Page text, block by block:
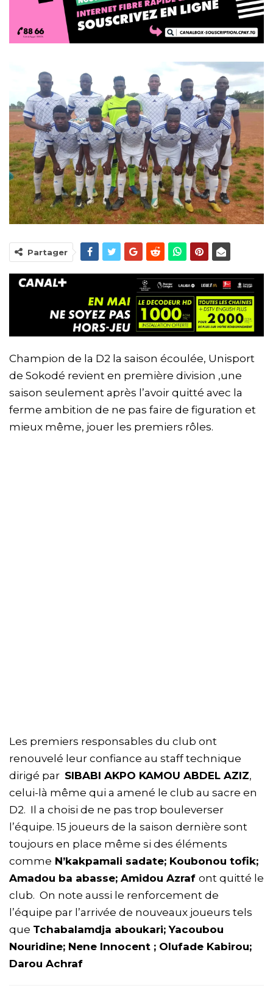
Partager
Champion de la D2 la saison écoulée, Unisport
de Sokodé revient en première division ,une
saison seulement après l’avoir quitté avec la
ferme ambition de ne pas faire de figuration et
mieux même, jouer les premiers rôles.
Les premiers responsables du club ont
renouvelé leur confiance au staff technique
dirigé par SIBABI AKPO KAMOU ABDEL AZIZ,
celui-là même qui a amené le club au sacre en
D2. Il a choisi de ne pas trop bouleverser
l’équipe. 15 joueurs de la saison dernière sont
toujours en place même si des éléments
comme N’kakpamali sadate; Koubonou tofik;
Amadou ba abasse; Amidou Azraf ont quitté le
club. On note aussi le renforcement de
l’équipe par l’arrivée de nouveaux joueurs tels
que Tchabalamdja aboukari; Yacoubou
Nouridine; Nene Innocent ; Olufade Kabirou;
Darou Achraf